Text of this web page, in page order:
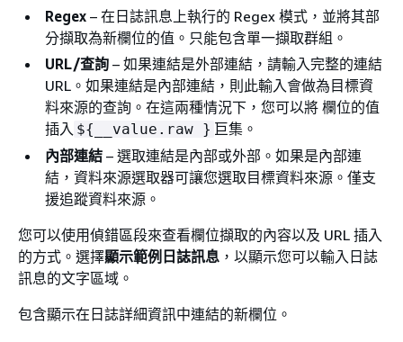
Regex – 在日誌訊息上執行的 Regex 模式，並將其部
分擷取為新欄位的值。只能包含單一擷取群組。
URL/查詢 – 如果連結是外部連結，請輸入完整的連結
URL。如果連結是內部連結，則此輸入會做為目標資
料來源的查詢。在這兩種情況下，您可以將 欄位的值
插入 ${ __value.raw } 巨集。
內部連結 – 選取連結是內部或外部。如果是內部連
結，資料來源選取器可讓您選取目標資料來源。僅支
援追蹤資料來源。
您可以使用偵錯區段來查看欄位擷取的內容以及 URL 插入
的方式。選擇顯示範例日誌訊息 ，以顯示您可以輸入日誌
訊息的文字區域。
包含顯示在日誌詳細資訊中連結的新欄位。